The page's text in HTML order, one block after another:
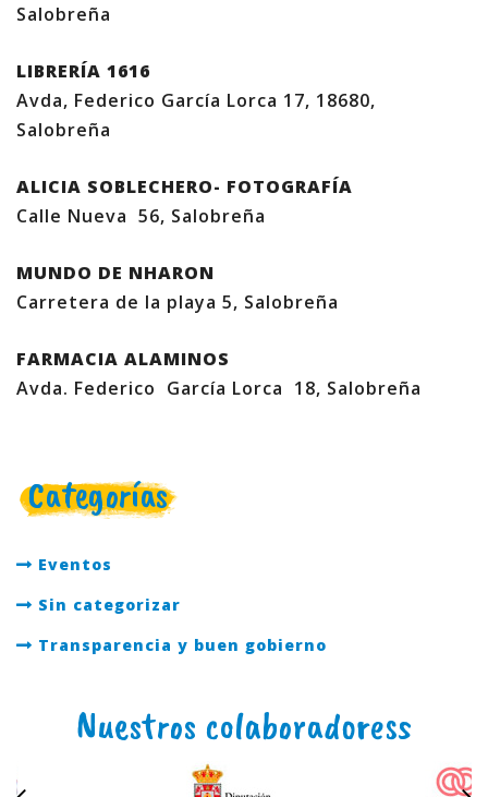
Salobreña
LIBRERÍA 1616
Avda, Federico García Lorca 17, 18680,
Salobreña
ALICIA SOBLECHERO- FOTOGRAFÍA
Calle Nueva 56, Salobreña
MUNDO DE NHARON
Carretera de la playa 5, Salobreña
FARMACIA ALAMINOS
Avda. Federico García Lorca 18, Salobreña
Categorías
Eventos
Sin categorizar
Transparencia y buen gobierno
Nuestros colaboradoress